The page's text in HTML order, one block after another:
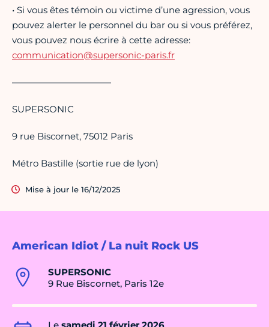
American Idiot / La nuit Rock US
SUPERSONIC
9 Rue Biscornet, Paris 12e
• Si vous êtes témoin ou victime d’une agression, vous
pouvez alerter le personnel du bar ou si vous préférez,
vous pouvez nous écrire à cette adresse:
communication@supersonic-paris.fr
———————————
SUPERSONIC
9 rue Biscornet, 75012 Paris
Métro Bastille (sortie rue de lyon)
Mise à jour le 16/12/2025